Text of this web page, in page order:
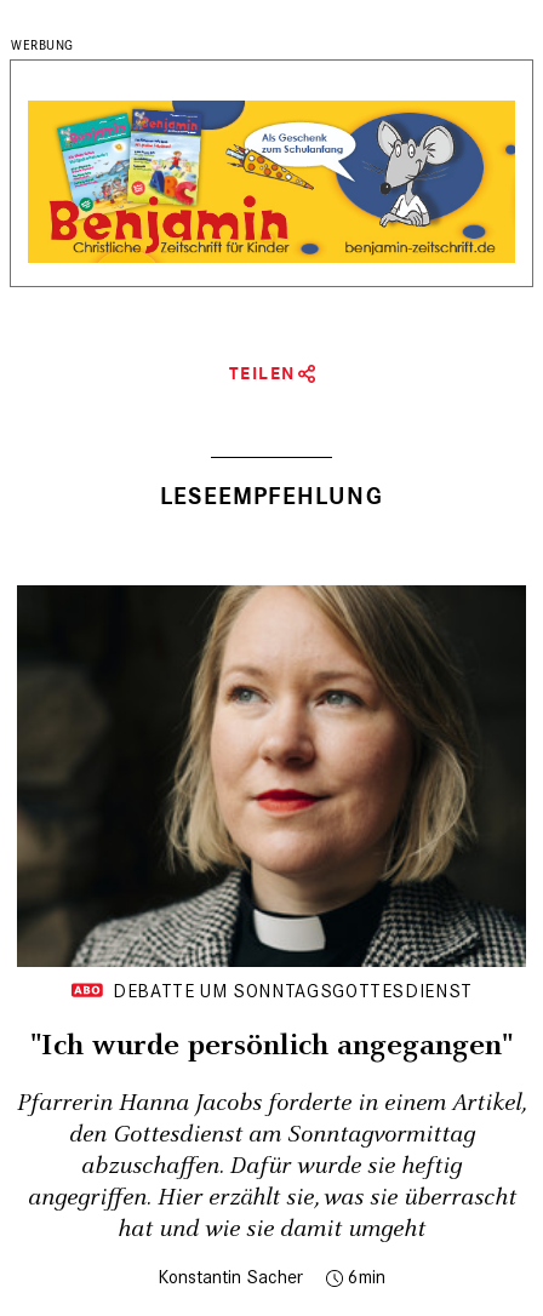
TEILEN
LESEEMPFEHLUNG
DEBATTE UM SONNTAGSGOTTESDIENST
"Ich wurde persönlich angegangen"
Pfarrerin Hanna Jacobs forderte in einem Artikel,
den Gottesdienst am Sonntagvormittag
abzuschaffen. Dafür wurde sie heftig
angegriffen. Hier erzählt sie, was sie überrascht
hat und wie sie damit umgeht
Konstantin Sacher 6